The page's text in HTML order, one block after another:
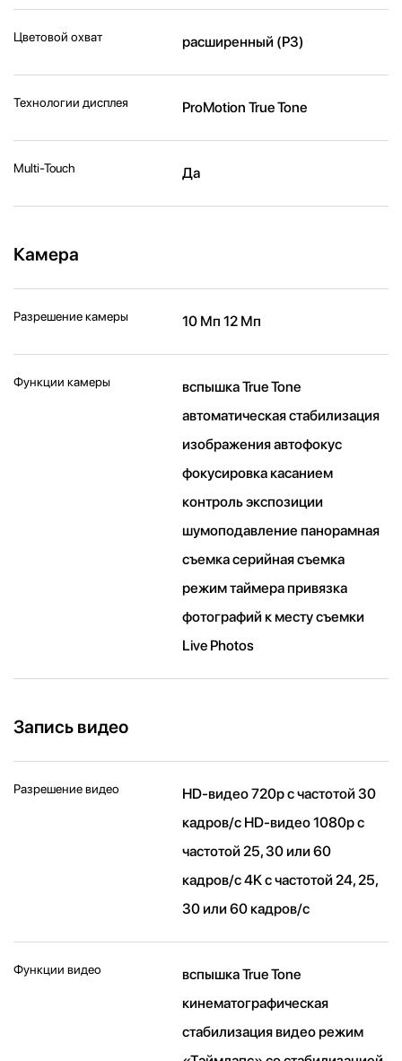
Цветовой охват расширенный (P3)
Технологии дисплея ProMotion True Tone
Multi-Touch Да
Камера
Разрешение камеры 10 Мп 12 Мп
Функции камеры
вспышка True Tone
автоматическая стабилизация
изображения автофокус
фокусировка касанием
контроль экспозиции
шумоподавление панорамная
съемка серийная съемка
режим таймера привязка
фотографий к месту съемки
Live Photos
Запись видео
Разрешение видео
HD-видео 720p с частотой 30
кадров/ с HD-видео 1080p с
частотой 25, 30 или 60
кадров/ с 4K с частотой 24, 25,
30 или 60 кадров/ с
Функции видео
вспышка True Tone
кинематографическая
стабилизация видео режим